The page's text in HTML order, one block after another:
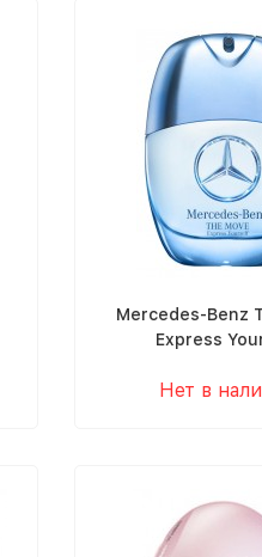
Mercedes-Benz
Express
Нет в